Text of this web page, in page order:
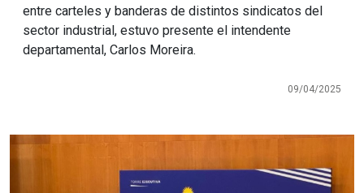
entre carteles y banderas de distintos sindicatos del
sector industrial, estuvo presente el intendente
departamental, Carlos Moreira.
09/04/2025
Imagen